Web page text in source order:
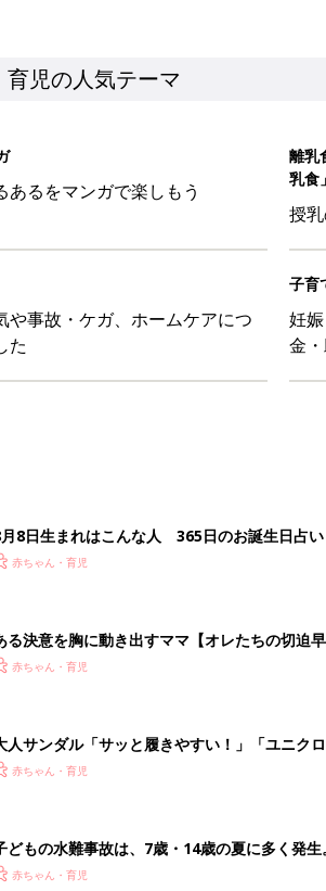
8月8日生まれはこんな人 365日のお誕生日占い
赤ちゃん・育児
る決意を胸に動き出すママ【オレたちの切迫
赤ちゃん・育児
人サンダル「サッと履きやすい！」「ユニク
< 1 2 3